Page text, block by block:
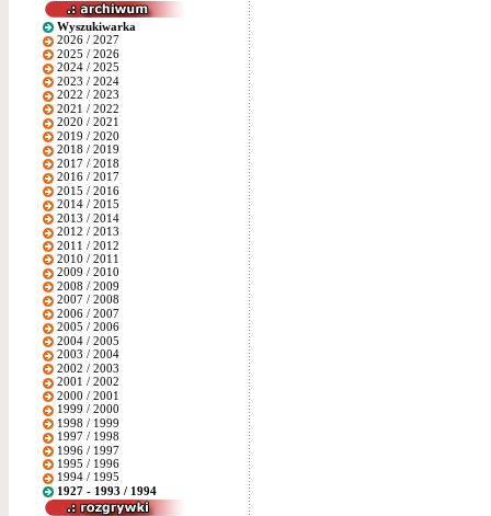
Wyszukiwarka
2026 / 2027
2025 / 2026
2024 / 2025
2023 / 2024
2022 / 2023
2021 / 2022
2020 / 2021
2019 / 2020
2018 / 2019
2017 / 2018
2016 / 2017
2015 / 2016
2014 / 2015
2013 / 2014
2012 / 2013
2011 / 2012
2010 / 2011
2009 / 2010
2008 / 2009
2007 / 2008
2006 / 2007
2005 / 2006
2004 / 2005
2003 / 2004
2002 / 2003
2001 / 2002
2000 / 2001
1999 / 2000
1998 / 1999
1997 / 1998
1996 / 1997
1995 / 1996
1994 / 1995
1927 - 1993 / 1994